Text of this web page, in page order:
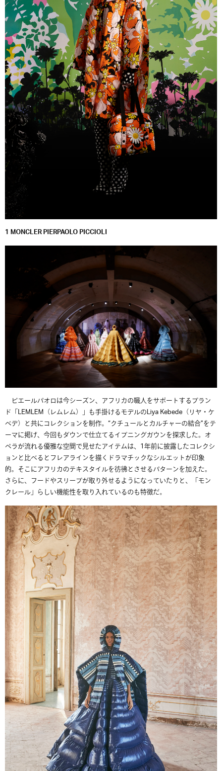
1 MONCLER PIERPAOLO PICCIOLI
ピエールパオロは今シーズン、アフリカの職人をサポートするブラン
ド「LEMLEM （レムレム）」も手掛けるモデルのLiya Kebede （リヤ・ケ
ベデ）と共にコレクションを制作。 “クチュールとカルチャーの結合”をテ
ーマに掲げ、今回もダウンで仕立てるイブニングガウンを探求した。オ
ペラが流れる優雅な空間で見せたアイテムは、 1年前に披露したコレクシ
ョンと比べるとフレアラインを描くドラマチックなシルエットが印象
的。そこにアフリカのテキスタイルを彷彿とさせるパターンを加えた。
さらに、フードやスリーブが取り外せるようになっていたりと、「モン
クレール」らしい機能性を取り入れているのも特徴だ。